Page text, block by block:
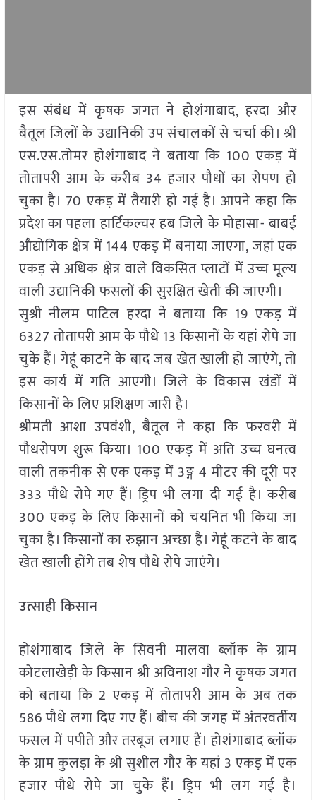
इस संबंध में कृषक जगत ने होशंगाबाद, हरदा और
बैतूल जिलों के उद्यानिकी उप संचालकों से चर्चा की। श्री
एस.एस.तोमर होशंगाबाद ने बताया कि 100 एकड़ में
तोतापरी आम के करीब 34 हजार पौधों का रोपण हो
चुका है। 70 एकड़ में तैयारी हो गई है। आपने कहा कि
प्रदेश का पहला हार्टिकल्चर हब जिले के मोहासा- बाबई
औद्योगिक क्षेत्र में 144 एकड़ में बनाया जाएगा, जहां एक
एकड़ से अधिक क्षेत्र वाले विकसित प्लाटों में उच्च मूल्य
वाली उद्यानिकी फसलों की सुरक्षित खेती की जाएगी।
सुश्री नीलम पाटिल हरदा ने बताया कि 19 एकड़ में
6327 तोतापरी आम के पौधे 13 किसानों के यहां रोपे जा
चुके हैं। गेहूं काटने के बाद जब खेत खाली हो जाएंगे, तो
इस कार्य में गति आएगी। जिले के विकास खंडों में
किसानों के लिए प्रशिक्षण जारी है।
श्रीमती आशा उपवंशी, बैतूल ने कहा कि फरवरी में
पौधरोपण शुरू किया। 100 एकड़ में अति उच्च घनत्व
वाली तकनीक से एक एकड़ में 3ङ्ग 4 मीटर की दूरी पर
333 पौधे रोपे गए हैं। ड्रिप भी लगा दी गई है। करीब
300 एकड़ के लिए किसानों को चयनित भी किया जा
चुका है। किसानों का रुझान अच्छा है। गेहूं कटने के बाद
खेत खाली होंगे तब शेष पौधे रोपे जाएंगे।
उत्साही किसान
होशंगाबाद जिले के सिवनी मालवा ब्लॉक के ग्राम
कोटलाखेड़ी के किसान श्री अविनाश गौर ने कृषक जगत
को बताया कि 2 एकड़ में तोतापरी आम के अब तक
586 पौधे लगा दिए गए हैं। बीच की जगह में अंतरवर्तीय
फसल में पपीते और तरबूज लगाए हैं। होशंगाबाद ब्लॉक
के ग्राम कुलड़ा के श्री सुशील गौर के यहां 3 एकड़ में एक
हजार पौधे रोपे जा चुके हैं। ड्रिप भी लग गई है।